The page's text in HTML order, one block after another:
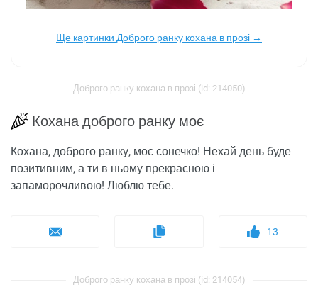
Ще картинки Доброго ранку кохана в прозі →
Доброго ранку кохана в прозі (id: 214050)
Кохана доброго ранку моє
Кохана, доброго ранку, моє сонечко! Нехай день буде
позитивним, а ти в ньому прекрасною і
запаморочливою! Люблю тебе.
13
Доброго ранку кохана в прозі (id: 214054)